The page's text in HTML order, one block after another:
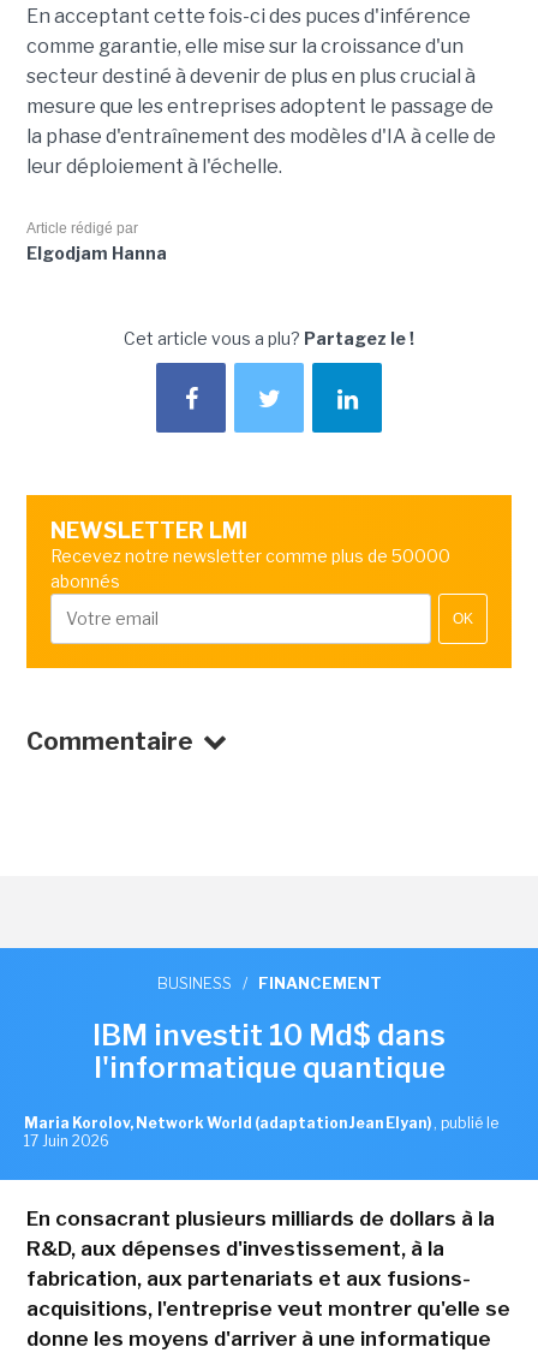
En acceptant cette fois-ci des puces d'inférence
comme garantie, elle mise sur la croissance d'un
secteur destiné à devenir de plus en plus crucial à
mesure que les entreprises adoptent le passage de
la phase d'entraînement des modèles d'IA à celle de
leur déploiement à l'échelle.
Article rédigé par
Elgodjam Hanna
Cet article vous a plu? Partagez le !
NEWSLETTER LMI
Recevez notre newsletter comme plus de 50000
abonnés
OK
Commentaire
BUSINESS / FINANCEMENT
IBM investit 10 Md$ dans
l'informatique quantique
Maria Korolov, Network World (adaptation Jean Elyan) , publié le
17 Juin 2026
En consacrant plusieurs milliards de dollars à la
R&D, aux dépenses d'investissement, à la
fabrication, aux partenariats et aux fusions-
acquisitions, l'entreprise veut montrer qu'elle se
donne les moyens d'arriver à une informatique